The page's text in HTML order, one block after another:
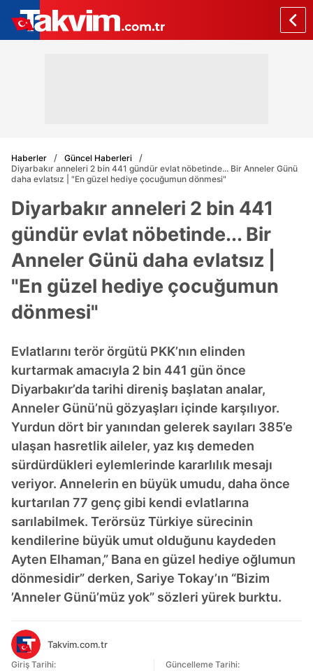
Haberler
Güncel Haberleri
Diyarbakır anneleri 2 bin 441 gündür evlat nöbetinde... Bir Anneler Günü
daha evlatsız | "En güzel hediye çocuğumun dönmesi"
Diyarbakır anneleri 2 bin 441
gündür evlat nöbetinde... Bir
Anneler Günü daha evlatsız |
"En güzel hediye çocuğumun
dönmesi"
Evlatlarını terör örgütü PKK’nın elinden
kurtarmak amacıyla 2 bin 441 gün önce
Diyarbakır’da tarihi direniş başlatan analar,
Anneler Günü’nü gözyaşları içinde karşılıyor.
Yurdun dört bir yanından gelerek sayıları 385’e
ulaşan hasretlik aileler, yaz kış demeden
sürdürdükleri eylemlerinde kararlılık mesajı
veriyor. Annelerin en büyük umudu, daha önce
kurtarılan 77 genç gibi kendi evlatlarına
sarılabilmek. Terörsüz Türkiye sürecinin
kendilerine büyük umut olduğunu kaydeden
Ayten Elhaman,” Bana en güzel hediye oğlumun
dönmesidir” derken, Sariye Tokay’ın “Bizim
’Anneler Günü’müz yok” sözleri yürek burktu.
Takvim.com.tr
Giriş Tarihi:
Güncelleme Tarihi: